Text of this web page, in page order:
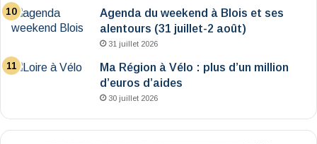
Agenda du weekend à Blois et ses
alentours (31 juillet-2 août)
31 juillet 2026
Ma Région à Vélo : plus d’un million
d’euros d’aides
30 juillet 2026